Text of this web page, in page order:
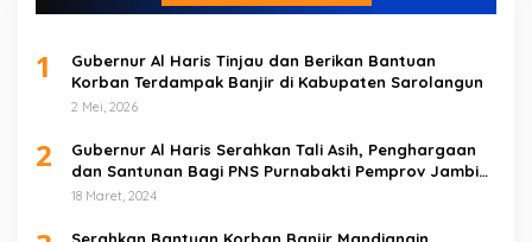
1
Gubernur Al Haris Tinjau dan Berikan Bantuan
Korban Terdampak Banjir di Kabupaten Sarolangun
2 Mei, 2026
2
Gubernur Al Haris Serahkan Tali Asih, Penghargaan
dan Santunan Bagi PNS Purnabakti Pemprov Jambi
Yang Berada di Sarolangun
18 Maret, 2024